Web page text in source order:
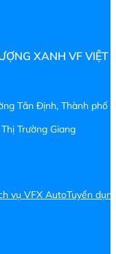
XANH VF VIỆT
Tân Định, Thành phố
Trường Giang
vụ VFX AutoTuyển